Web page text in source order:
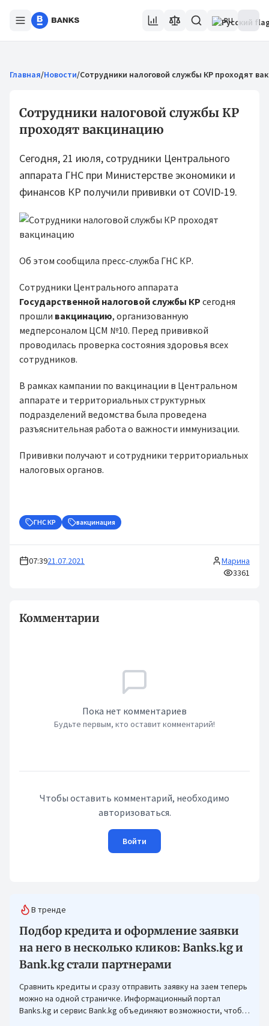
RU
Главная/Новости/Сотрудники налоговой службы КР проходят
Сотрудники налоговой службы КР
проходят вакцинацию
Сегодня, 21 июля, сотрудники Центрального
аппарата ГНС при Министерстве экономики и
финансов КР получили прививки от COVID-19.
Об этом сообщила пресс-служба ГНС КР.
Сотрудники Центрального аппарата
Государственной налоговой службы КР сегодня
прошли вакцинацию, организованную
медперсоналом ЦСМ №10. Перед прививкой
проводилась проверка состояния здоровья всех
сотрудников.
В рамках кампании по вакцинации в Центральном
аппарате и территориальных структурных
подразделений ведомства была проведена
разъяснительная работа о важности иммунизации.
Прививки получают и сотрудники территориальных
налоговых органов.
ГНС КР вакцинация
07:3921.07.2021
Марина
3361
Комментарии
Пока нет комментариев
Будьте первым, кто оставит комментарий!
Чтобы оставить комментарий, необходимо
авторизоваться.
Войти
В тренде
Подбор кредита и оформление заявки
на него в несколько кликов: Banks.kg и
Bank.kg стали партнерами
Сравнить кредиты и сразу отправить заявку на заем теперь
можно на одной страничке. Информационный портал
Banks.kg и сервис Bank.kg объединяют возможности, чтобы